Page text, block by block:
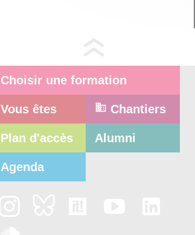
Choisir une formation
Vous êtes Chantiers
Plan d'accès Alumni
Agenda